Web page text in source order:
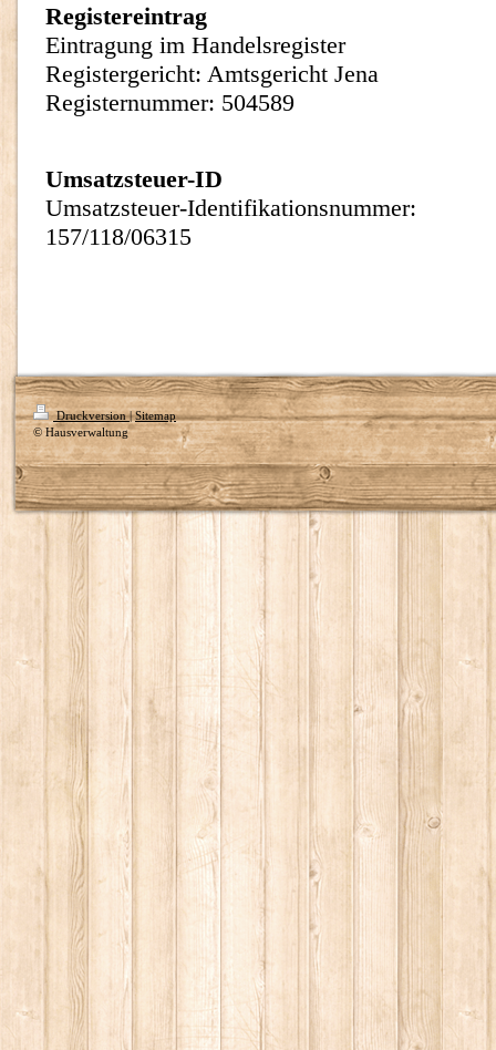
Registereintrag
Eintragung im Handelsregister
Registergericht: Amtsgericht Jena
Registernummer: 504589
Umsatzsteuer-ID
Umsatzsteuer-Identifikationsnummer:
157/118/06315
Druckversion| Sitemap
© Hausverwaltung